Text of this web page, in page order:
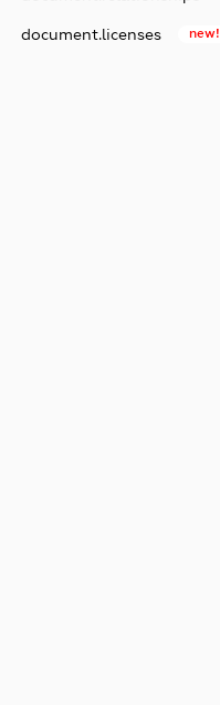
document.licenses new!